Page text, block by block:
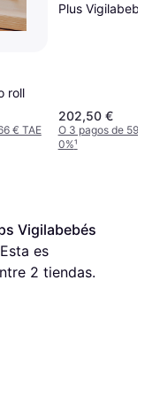
roll
€ TAE
Plus
202,50 €
O 3 pagos de
0%¹
Vigilabebés
es
2 tiendas.